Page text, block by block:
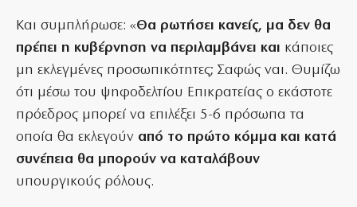
Και συμπλήρωσε: «Θα ρωτήσει κανείς, μα δεν θα
πρέπει η κυβέρνηση να περιλαμβάνει και κάποιες
μη εκλεγμένες προσωπικότητες; Σαφώς ναι. Θυμίζω
ότι μέσω του ψηφοδελτίου Επικρατείας ο εκάστοτε
πρόεδρος μπορεί να επιλέξει 5-6 πρόσωπα τα
οποία θα εκλεγούν από το πρώτο κόμμα και κατά
συνέπεια θα μπορούν να καταλάβουν
υπουργικούς ρόλους.